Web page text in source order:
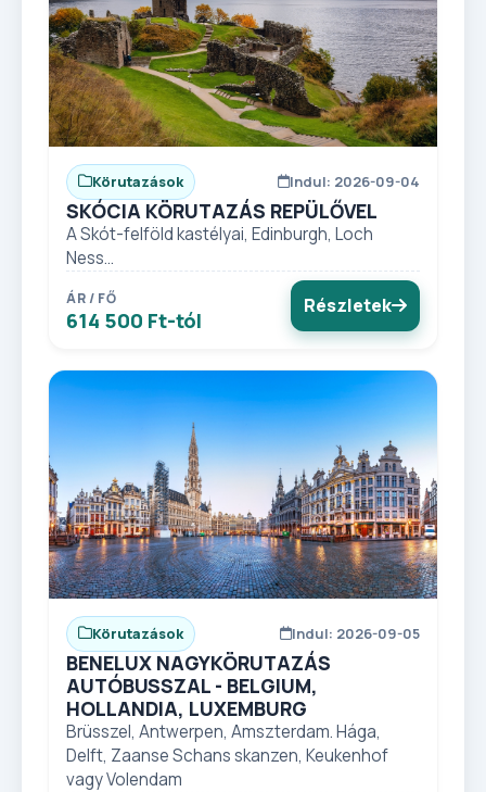
Körutazások Indul: 2026-09-04
SKÓCIA KÖRUTAZÁS REPÜLŐVEL
A Skót-felföld kastélyai, Edinburgh, Loch
Ness...
ÁR / FŐ
614 500 Ft-tól
Részletek
Körutazások Indul: 2026-09-05
BENELUX NAGYKÖRUTAZÁS
AUTÓBUSSZAL - BELGIUM,
HOLLANDIA, LUXEMBURG
Brüsszel, Antwerpen, Amszterdam. Hága,
Delft, Zaanse Schans skanzen, Keukenhof
vagy Volendam